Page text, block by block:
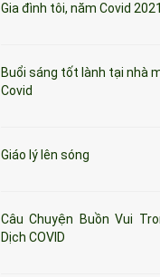
Gia đình tôi, năm Covid 2021
Buổi sáng tốt lành tại nhà
Covid
Giáo lý lên sóng
Câu Chuyện Buồn Vui
Dịch COVID